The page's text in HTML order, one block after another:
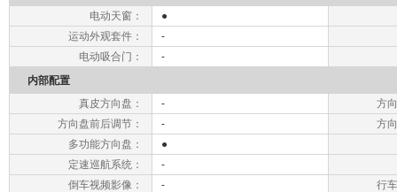
电动天窗：
●
运动外观套件：
-
电动吸合门：
-
内部配置
真皮方向盘：
-
方
方向盘前后调节：
-
方
多功能方向盘：
●
定速巡航系统：
-
倒车视频影像：
-
行